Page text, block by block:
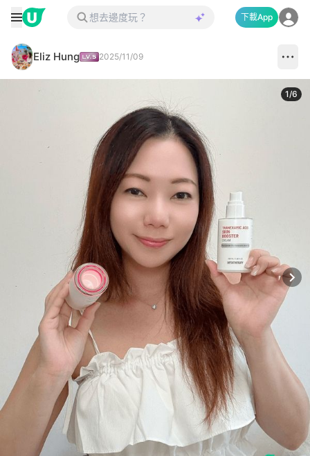
下載App
Eliz Hung 2025/11/09
1/6